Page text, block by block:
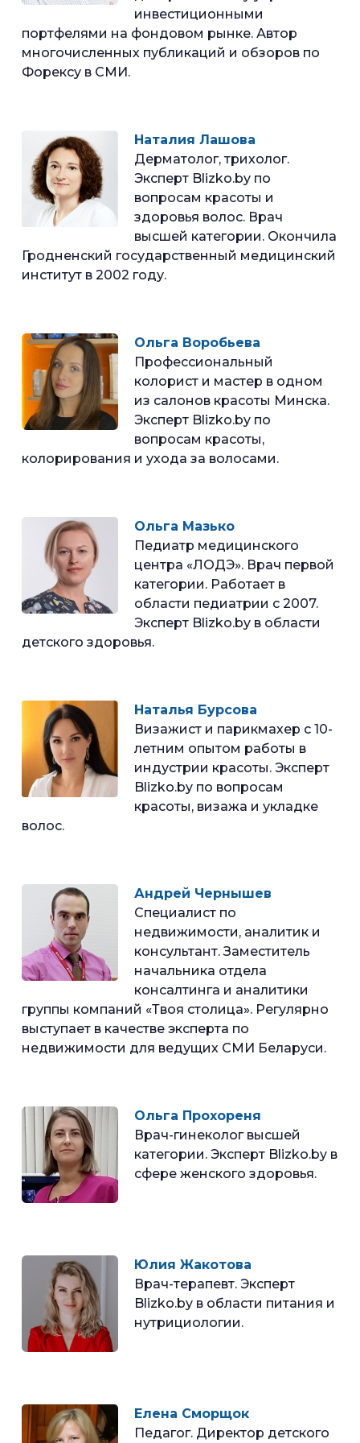
инвестиционными
портфелями на фондовом рынке. Автор
многочисленных публикаций и обзоров по
Форексу в СМИ.
Наталия Лашова
Дерматолог, трихолог.
Эксперт Blizko.by по
вопросам красоты и
здоровья волос. Врач
высшей категории. Окончила
Гродненский государственный медицинский
институт в 2002 году.
Ольга Воробьева
Профессиональный
колорист и мастер в одном
из салонов красоты Минска.
Эксперт Blizko.by по
вопросам красоты,
колорирования и ухода за волосами.
Ольга Мазько
Педиатр медицинского
центра «ЛОДЭ». Врач первой
категории. Работает в
области педиатрии с 2007.
Эксперт Blizko.by в области
детского здоровья.
Наталья Бурсова
Визажист и парикмахер с 10-
летним опытом работы в
индустрии красоты. Эксперт
Blizko.by по вопросам
красоты, визажа и укладке
волос.
Андрей Чернышев
Специалист по
недвижимости, аналитик и
консультант. Заместитель
начальника отдела
консалтинга и аналитики
группы компаний «Твоя столица». Регулярно
выступает в качестве эксперта по
недвижимости для ведущих СМИ Беларуси.
Ольга Прохореня
Врач-гинеколог высшей
категории. Эксперт Blizko.by в
сфере женского здоровья.
Юлия Жакотова
Врач-терапевт. Эксперт
Blizko.by в области питания и
нутрициологии.
Елена Сморщок
Педагог. Директор детского